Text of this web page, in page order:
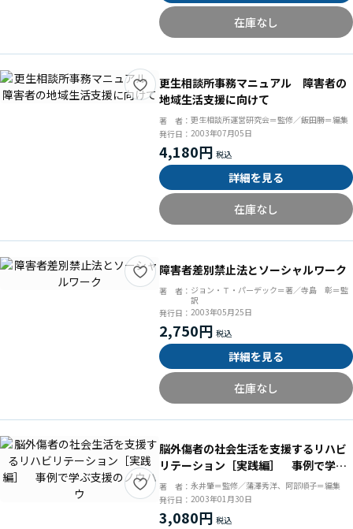
在庫なし
更生相談所事務マニュアル 障害者の
地域生活支援に向けて
著 者： 更生相談所運営研究会＝監修／飯田勝＝編集
発行日： 2003年07月05日
4,180円
詳細を見る
在庫なし
障害者差別禁止法とソーシャルワーク
著 者： ジョン・Ｔ・パーデック＝著／寺島 彰＝監
訳
発行日： 2003年05月25日
2,750円
詳細を見る
在庫なし
脳外傷者の社会生活を支援するリハビ
リテーション［実践編］ 事例で学ぶ
支援のノウハウ
著 者： 永井肇＝監修／蒲澤秀洋、阿部順子＝編集
発行日： 2003年01月30日
3,080円